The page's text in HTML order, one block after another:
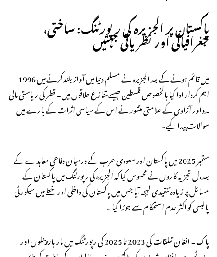
پاکستان پر الجزیرہ کی رپورٹنگ: ساختی،
جغرافیائی اور نظریاتی جہتیں
1996 میں قائم ہونے کے بعد الجزیرہ نے مسلم دنیا میں آواز بلند کرنے میں
اہم کردار ادا کیا بالخصوص فلسطین جیسے متنازع علاقوں میں۔ قطر کی ریاستی مالی
مدد اور آزادی کے علامتی منشور نے اس کے سیاسی اثرات کے بارے میں
سوالات پیدا کیے۔
ستمبر 2025 میں پاکستان اور سعودی عرب کے درمیان دفاعی معاہدے کے
بعد،ل تجزیہ کاروں نے محسوس کیا کہ الجزیرہ کی رپورٹنگ میں پاکستان کے
مسائل پر زیادہ تنقیدی لہجہ آیا جس میں پاکستان کی داخلی اور خطے میں سیکورٹی
پالیسی کو اکثر عدم استحکام سے جوڑا گیا۔
پاک۔ افغان تعلقات کی 2023 تا 2025 کی رپورٹنگ میں بار بار پینلوں اور